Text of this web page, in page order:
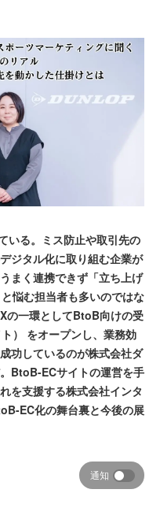
いる。ミス防止や取引先の
ジタル化に取り組む企業が
まく連携できず「立ち上げ
悩む担当者も多いのではな
の一環としてBtoB向けの受
） をオープンし、業務効
功しているのが株式会社ダ
BtoB-ECサイトの運営を手
を支援する株式会社インタ
EC化の舞台裏と今後の展
通知